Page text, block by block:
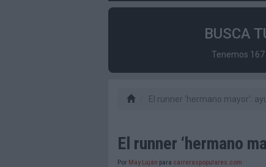
BUSCA
Tenemos
El runner ‘hermano mayor’:
El runner ‘hermano
Por May Luján para carreraspopulares.com